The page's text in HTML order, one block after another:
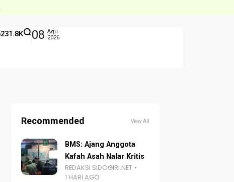
231.8K 08 Agu
2026
Recommended View All
BMS: Ajang Anggota
Kafah Asah Nalar Kritis
REDAKSI SIDOGIRI.NET
1 HARI AGO